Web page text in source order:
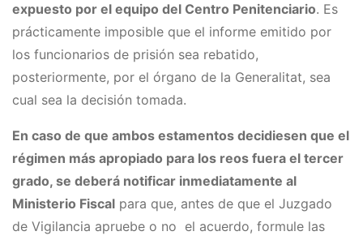
expuesto por el equipo del Centro Penitenciario. Es
prácticamente imposible que el informe emitido por
los funcionarios de prisión sea rebatido,
posteriormente, por el órgano de la Generalitat, sea
cual sea la decisión tomada.
En caso de que ambos estamentos decidiesen que el
régimen más apropiado para los reos fuera el tercer
grado, se deberá notificar inmediatamente al
Ministerio Fiscal para que, antes de que el Juzgado
de Vigilancia apruebe o no el acuerdo, formule las